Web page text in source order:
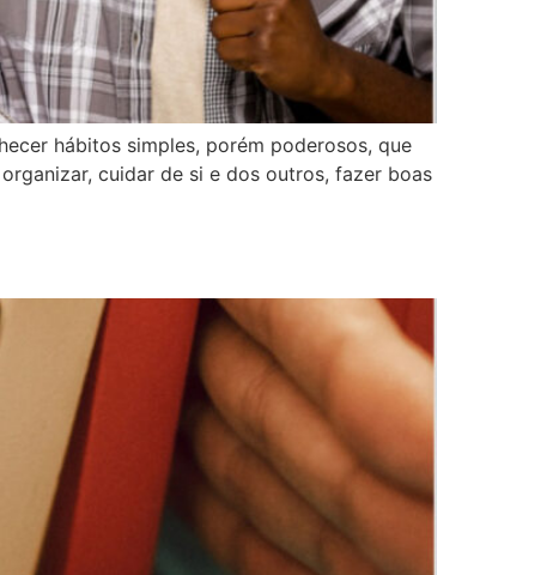
hábitos simples, porém poderosos, que
cuidar de si e dos outros, fazer boas